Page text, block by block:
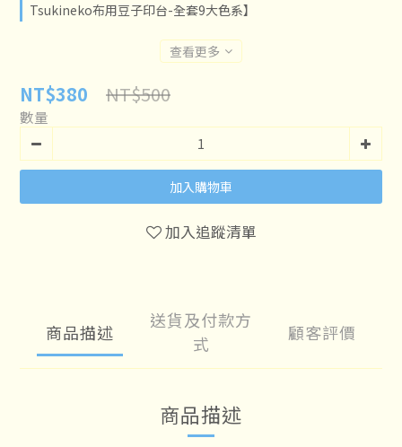
Tsukineko布用豆子印台-全套9大色系】
查看更多
NT$380 NT$500
數量
加入購物車
加入追蹤清單
商品描述
送貨及付款方
式
顧客評價
商品描述